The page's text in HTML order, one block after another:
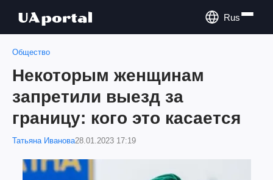
Rus
Общество
Некоторым женщинам
запретили выезд за
границу: кого это касается
Татьяна Иванова28.01.2023 17:19